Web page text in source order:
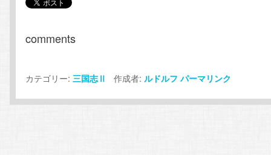
comments
カテゴリー: 三国志Ⅱ 作成者: ルドルフ パーマリンク